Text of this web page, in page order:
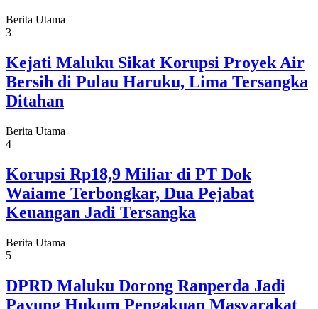
Berita Utama
3
Kejati Maluku Sikat Korupsi Proyek Air
Bersih di Pulau Haruku, Lima Tersangka
Ditahan
Berita Utama
4
Korupsi Rp18,9 Miliar di PT Dok
Waiame Terbongkar, Dua Pejabat
Keuangan Jadi Tersangka
Berita Utama
5
DPRD Maluku Dorong Ranperda Jadi
Payung Hukum Pengakuan Masyarakat